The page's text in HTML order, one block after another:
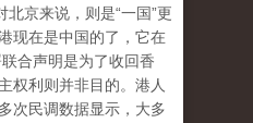
北京来说，则是“一国”更
现在是中国的了，它在
合声明是为了收回香
权利则并非目的。港人
次民调数据显示，大多